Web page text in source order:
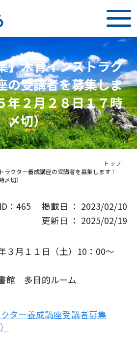
】木育インストラク
の受講者を募集しま
年２月２８日１７時
〆切）
トップ-
ラクター養成講座の受講者を募集します！
〆切）
：465 掲載日 ： 2023/02/10
更新日 ： 2025/02/19
３月１１日（土）10：00～
館 多目的ルーム
ター養成講座受講者募集